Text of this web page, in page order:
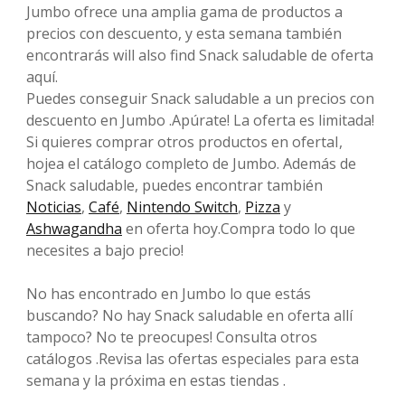
Jumbo ofrece una amplia gama de productos a
precios con descuento, y esta semana también
encontrarás will also find Snack saludable de oferta
aquí.
Puedes conseguir Snack saludable a un precios con
descuento en Jumbo .Apúrate! La oferta es limitada!
Si quieres comprar otros productos en ofertaI,
hojea el catálogo completo de Jumbo. Además de
Snack saludable, puedes encontrar también
Noticias, Café, Nintendo Switch, Pizza y
Ashwagandha en oferta hoy.Compra todo lo que
necesites a bajo precio!
No has encontrado en Jumbo lo que estás
buscando? No hay Snack saludable en oferta allí
tampoco? No te preocupes! Consulta otros
catálogos .Revisa las ofertas especiales para esta
semana y la próxima en estas tiendas .